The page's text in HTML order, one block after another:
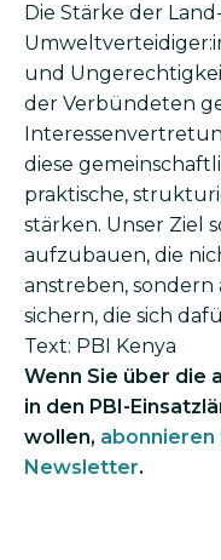
Die Stärke der
und
der Verbündeten
diese
praktische,
stärken. Unser Ziel
aufzubauen, die
anstreben,
sichern, die sich
Text: PBI Kenya
Wenn Sie über die
in den PBI-
wollen, abonnieren
Newsletter.